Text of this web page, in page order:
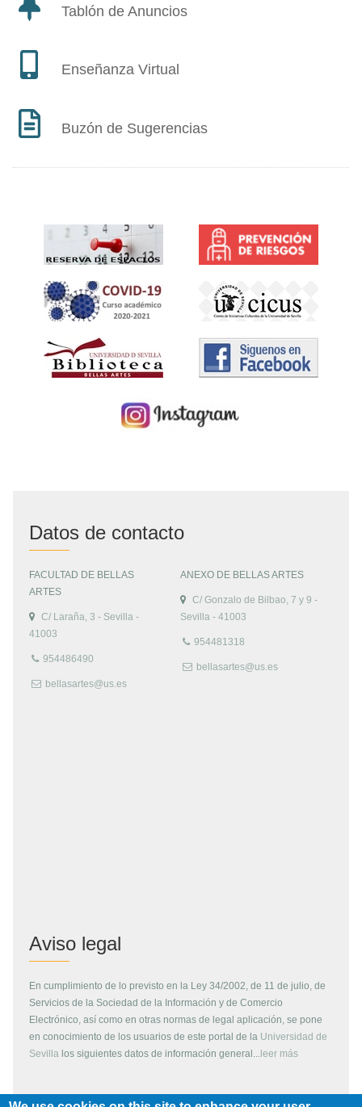
Tablón de Anuncios
Enseñanza Virtual
Buzón de Sugerencias
Datos de contacto
FACULTAD DE BELLAS
ARTES
C/ Laraña, 3 - Sevilla -
41003
954486490
bellasartes@us.es
ANEXO DE BELLAS ARTES
C/ Gonzalo de Bilbao, 7 y 9 -
Sevilla - 41003
954481318
bellasartes@us.es
Aviso legal
En cumplimiento de lo previsto en la Ley 34/2002, de 11 de julio, de
Servicios de la Sociedad de la Información y de Comercio
Electrónico, así como en otras normas de legal aplicación, se pone
en conocimiento de los usuarios de este portal de la Universidad de
Sevilla los siguientes datos de información general... leer más